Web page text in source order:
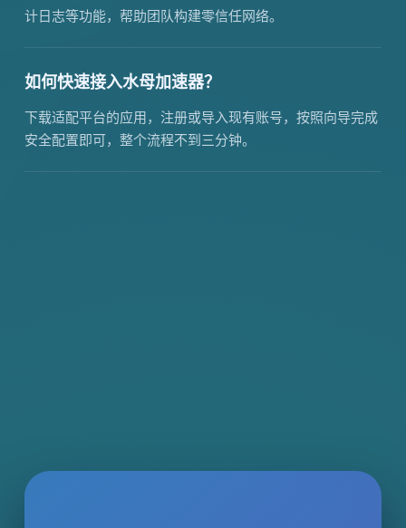
计日志等功能，帮助团队构建零信任网络。
如何快速接入水母加速器？
下载适配平台的应用，注册或导入现有账号，按照向导完成
安全配置即可，整个流程不到三分钟。